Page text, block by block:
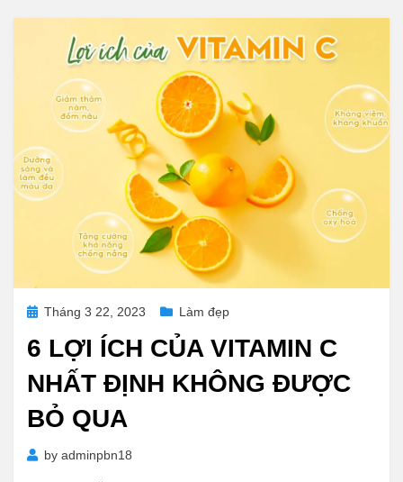
Posted
Tháng 3 22, 2023 Làm đẹp
6 LỢI ÍCH CỦA VITAMIN C
NHẤT ĐỊNH KHÔNG ĐƯỢC
BỎ QUA
by adminpbn18